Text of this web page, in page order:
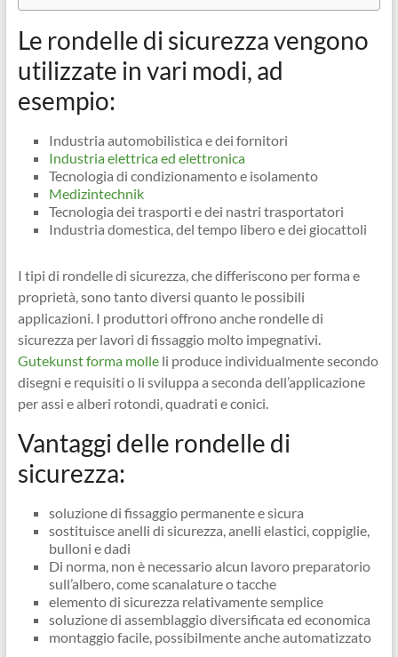
Le rondelle di sicurezza vengono
utilizzate in vari modi, ad
esempio:
Industria automobilistica e dei fornitori
Industria elettrica ed elettronica
Tecnologia di condizionamento e isolamento
Medizintechnik
Tecnologia dei trasporti e dei nastri trasportatori
Industria domestica, del tempo libero e dei giocattoli
I tipi di rondelle di sicurezza, che differiscono per forma e
proprietà, sono tanto diversi quanto le possibili
applicazioni. I produttori offrono anche rondelle di
sicurezza per lavori di fissaggio molto impegnativi.
Gutekunst forma molleli produce individualmente secondo
disegni e requisiti o li sviluppa a seconda dell’applicazione
per assi e alberi rotondi, quadrati e conici.
Vantaggi delle rondelle di
sicurezza:
soluzione di fissaggio permanente e sicura
sostituisce anelli di sicurezza, anelli elastici, coppiglie,
bulloni e dadi
Di norma, non è necessario alcun lavoro preparatorio
sull’albero, come scanalature o tacche
elemento di sicurezza relativamente semplice
soluzione di assemblaggio diversificata ed economica
montaggio facile, possibilmente anche automatizzato